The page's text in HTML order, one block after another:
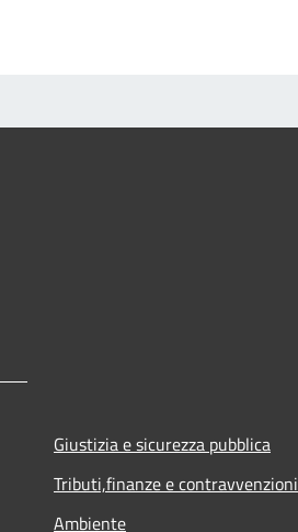
Giustizia e sicurezza pubblica
Tributi,finanze e contravvenzioni
Ambiente